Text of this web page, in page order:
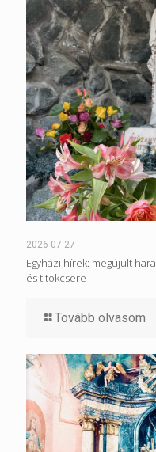
2026-07-27
Egyházi hírek: megújult
és titokcsere
Tovább olvasom